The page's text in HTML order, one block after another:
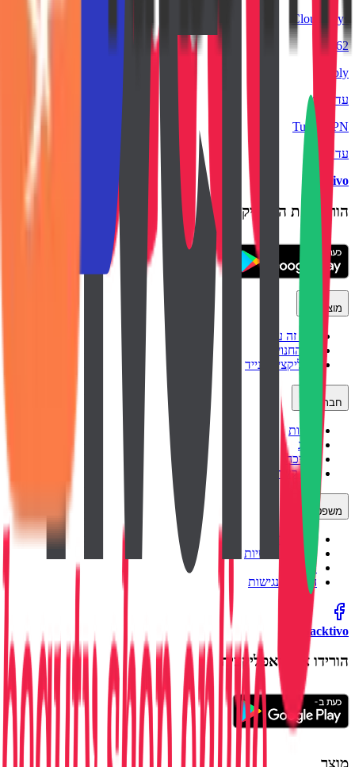
Cloudways
₪162
Preply
עד ₪44
TurboVPN
עד ₪43
backtivo
הורידו את האפליקציה
מוצר
איך זה עובד
כל החנויות
אפליקציה לנייד
חברה
אודות
בלוג
תמיכה
צור קשר
משפטי
תנאי שימוש
מדיניות פרטיות
עוגיות
הצהרת נגישות
backtivo
הורידו את האפליקציה
מוצר